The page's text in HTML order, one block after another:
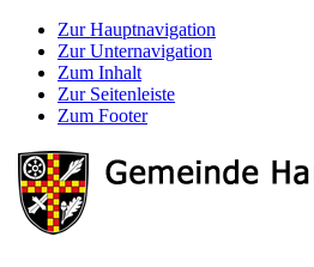
Zur Hauptnavigation
Zur Unternavigation
Zum Inhalt
Zur Seitenleiste
Zum Footer